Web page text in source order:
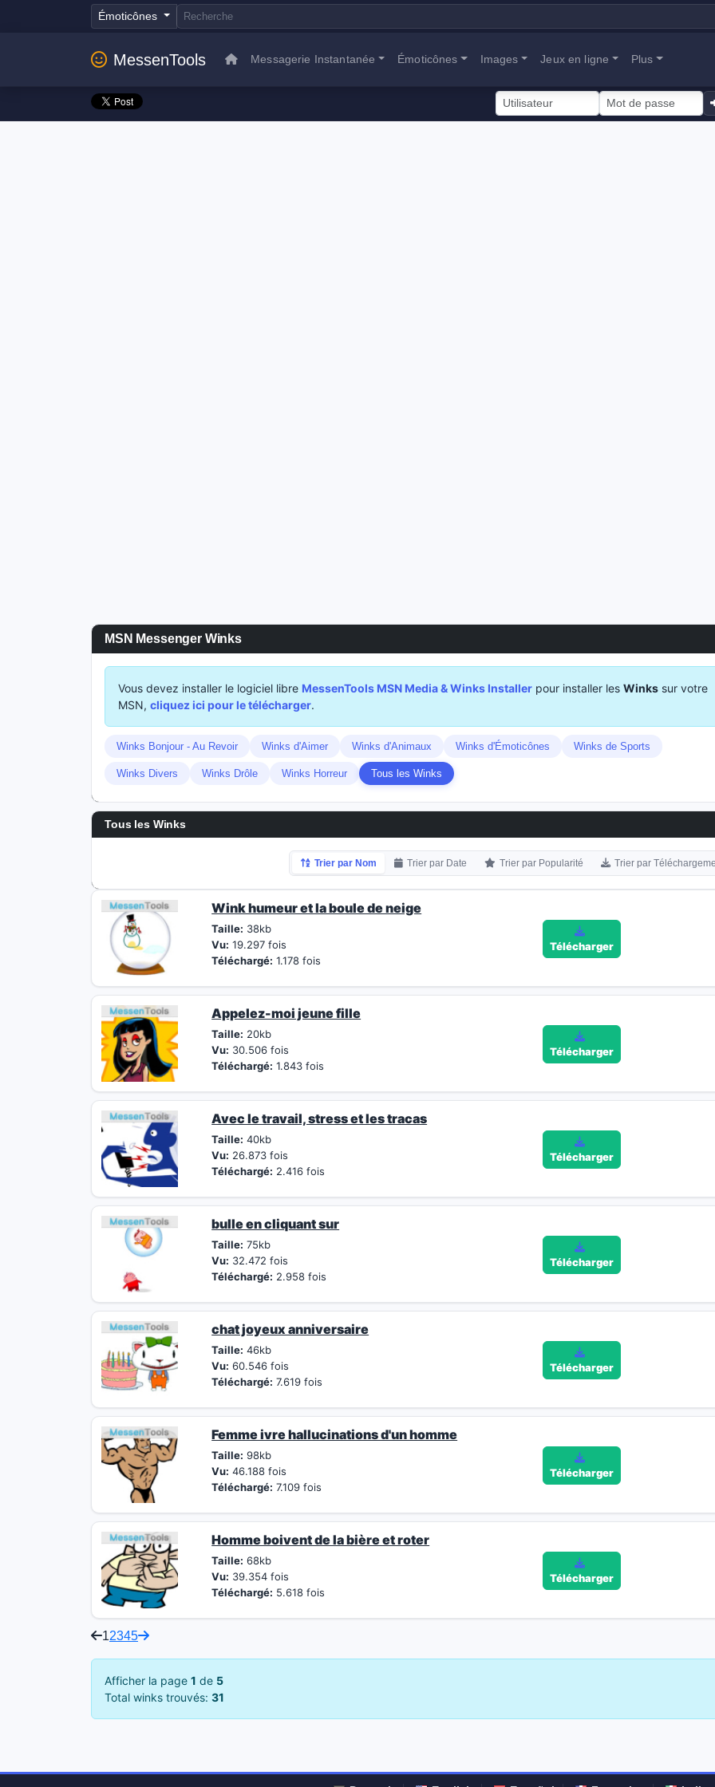
Émoticônes
MessenTools Messagerie Instantanée Émoticônes Images Jeux en ligne Plus
MSN Messenger Winks
Vous devez installer le logiciel libre MessenTools MSN Media & Winks Installer pour installer les Winks sur votre
MSN, cliquez ici pour le télécharger.
Winks Bonjour - Au Revoir Winks d'Aimer Winks d'Animaux Winks d'Émoticônes Winks de Sports
Winks Divers Winks Drôle Winks Horreur Tous les Winks
Tous les Winks
Trier par Nom Trier par Date Trier par Popularité Trier par
Wink humeur et la boule de neige
Taille: 38kb
Vu: 19.297 fois
Téléchargé: 1.178 fois
Télécharger
Appelez-moi jeune fille
Taille: 20kb
Vu: 30.506 fois
Téléchargé: 1.843 fois
Télécharger
Avec le travail, stress et les tracas
Taille: 40kb
Vu: 26.873 fois
Téléchargé: 2.416 fois
Télécharger
bulle en cliquant sur
Taille: 75kb
Vu: 32.472 fois
Téléchargé: 2.958 fois
Télécharger
chat joyeux anniversaire
Taille: 46kb
Vu: 60.546 fois
Téléchargé: 7.619 fois
Télécharger
Femme ivre hallucinations d'un homme
Taille: 98kb
Vu: 46.188 fois
Téléchargé: 7.109 fois
Télécharger
Homme boivent de la bière et roter
Taille: 68kb
Vu: 39.354 fois
Téléchargé: 5.618 fois
Télécharger
12345
Afficher la page 1 de 5
Total winks trouvés: 31